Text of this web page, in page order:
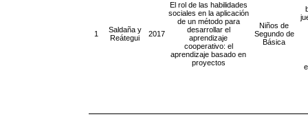
1
Saldaña y
Reátegui
2017
El rol de las habilidades
sociales en la aplicación
de un método para
desarrollar el
aprendizaje
cooperativo: el
aprendizaje basado en
proyectos
Niños de
Segundo de
Básica